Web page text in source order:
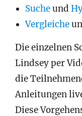
Sucheund
Vergleiche
Die einzelnen
Lindsey per
die
Anleitungen
Diese